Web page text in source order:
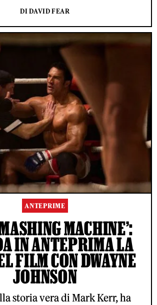
DI DAVID FEAR
ANTEPRIME
MACHINE’:
IN ANTEPRIMA LA
FILM CON DWAYNE
JOHNSON
storia vera di Mark Kerr, ha